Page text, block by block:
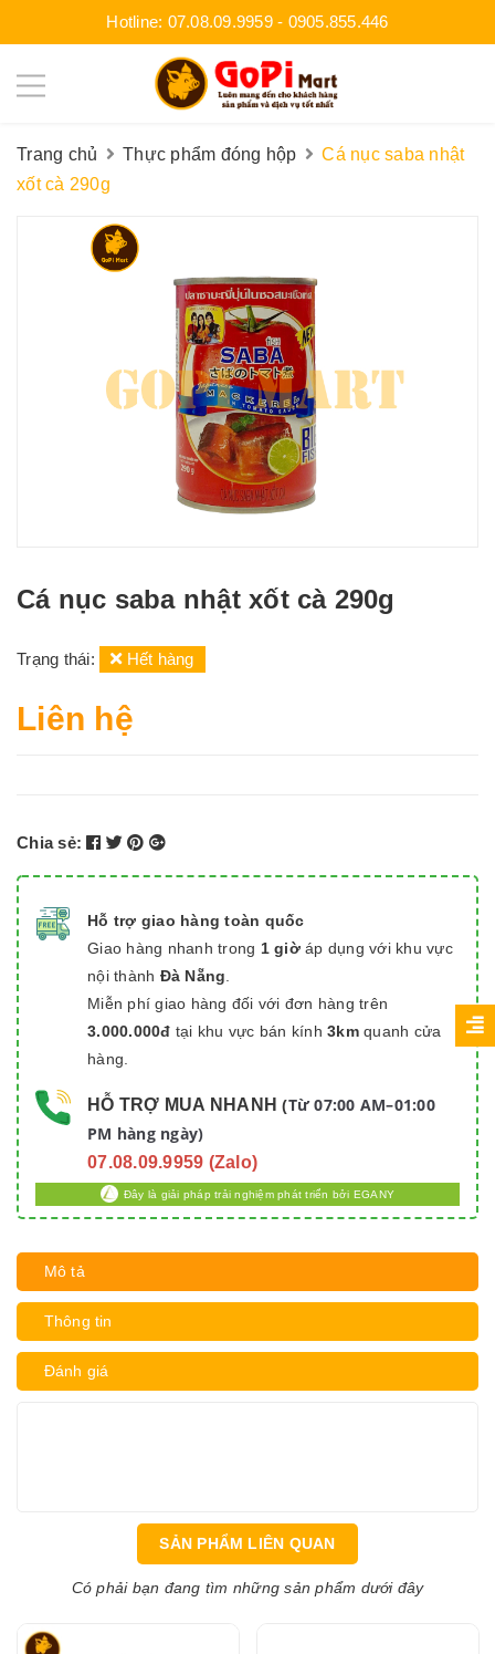
Hotline: 07.08.09.9959- 0905.855.446
Trang chủ Thực phẩm đóng hộp
Cá nục saba nhật
xốt cà 290g
Cá nục saba nhật xốt cà 290g
Trạng thái: Hết hàng
Liên hệ
Chia sẻ:
Hỗ trợ giao hàng toàn quốc
Giao hàng nhanh trong 1 giờáp dụng với khu vực
nội thành Đà Nẵng
Miễn phí giao hàng đối với đơn hàng trên
3.000.000đ tại khu vực bán kính 3kmquanh cửa
hàng.
HỖ TRỢ MUA NHANH (Từ 07:00 AM–01:00
PM hàng ngày)
07.08.09.9959 (Zalo)
Đây là giải pháp trải nghiệm phát triển bởi EGANY
Mô tả
Thông tin
Đánh giá
SẢN PHẨM LIÊN QUAN
Có phải bạn đang tìm những sản phẩm dưới đây